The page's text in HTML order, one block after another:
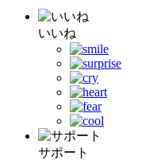
いいね
サポート